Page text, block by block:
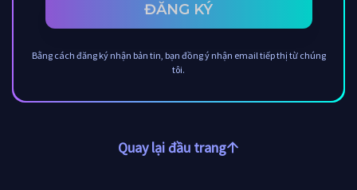
ĐĂNG KÝ
Bằng cách đăng ký nhận bản tin, bạn đồng ý nhận email tiếp thị từ chúng
tôi.
Quay lại đầu trang